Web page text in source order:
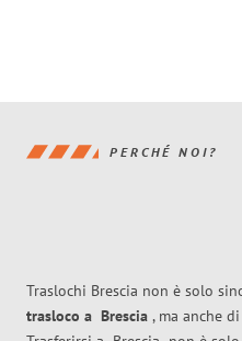
PERCHÉ NOI?
Traslochi Brescia non è solo
trasloco a Brescia , ma anche